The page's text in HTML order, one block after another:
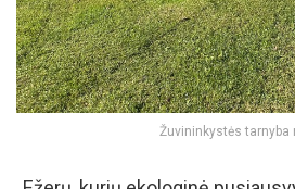
Žuvininkystės tarnyba